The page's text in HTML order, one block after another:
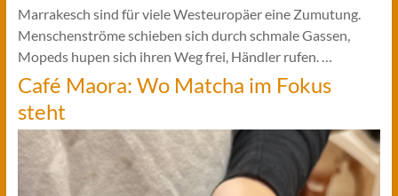
Marrakesch sind für viele Westeuropäer eine Zumutung.
Menschenströme schieben sich durch schmale Gassen,
Mopeds hupen sich ihren Weg frei, Händler rufen. …
Café Maora: Wo Matcha im Fokus
steht